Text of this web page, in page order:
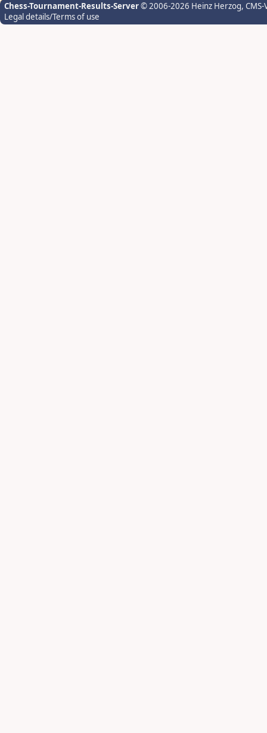
Chess-Tournament-Results-Server© 2006-2026 Heinz Herzog,
Legal details/Terms of use